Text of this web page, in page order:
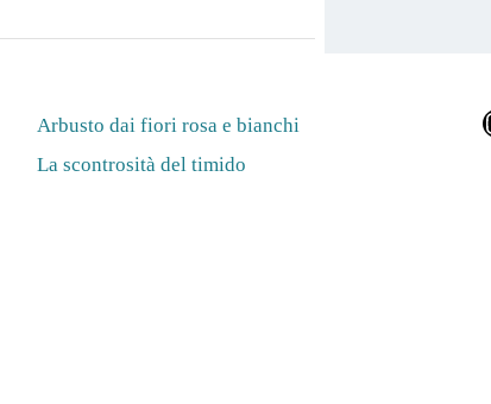
Arbusto dai fiori rosa e bianchi
La scontrosità del timido